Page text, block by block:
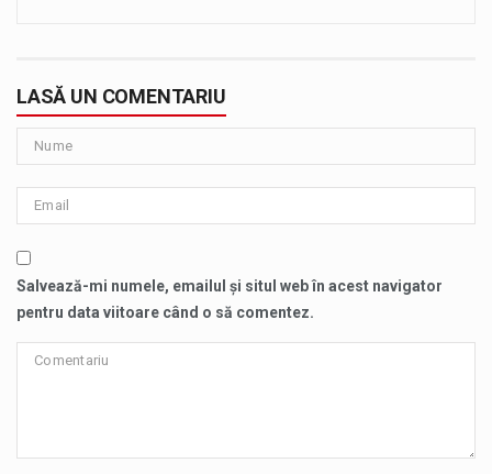
LASĂ UN COMENTARIU
Salvează-mi numele, emailul și situl web în acest navigator
pentru data viitoare când o să comentez.